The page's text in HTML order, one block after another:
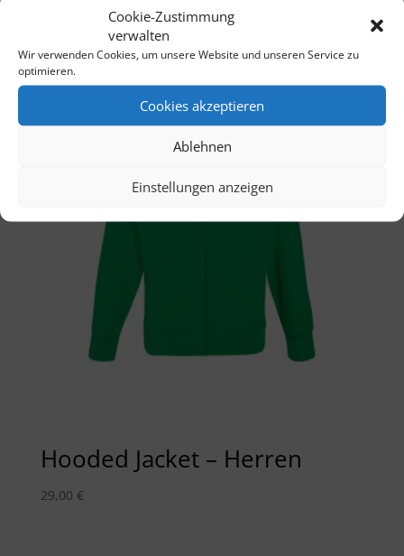
Cookie-Zustimmung
verwalten
Wir verwenden Cookies, um unsere Website und unseren Service zu
optimieren.
Cookies akzeptieren
Ablehnen
Einstellungen anzeigen
Hooded Jacket – Herren
29,00 €